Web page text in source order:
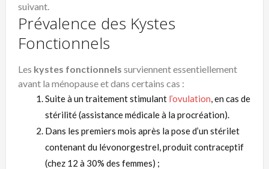
suivant.
Prévalence des Kystes
Fonctionnels
Les kystes fonctionnels surviennent essentiellement
avant la ménopause et dans certains cas :
Suite à un traitement stimulant l’ovulation, en cas de
stérilité (assistance médicale à la procréation).
Dans les premiers mois après la pose d’un stérilet
contenant du lévonorgestrel, produit contraceptif
(chez 12 à 30% des femmes) ;